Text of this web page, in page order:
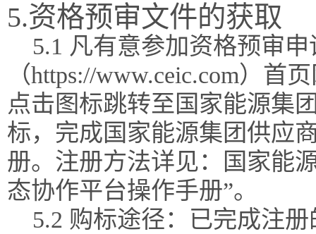
5.资格预审文件的获取
5.1 凡有意参加资格预审
（https://www.ceic.com）首
点击图标跳转至国家能源集
标，完成国家能源集团供应
册。注册方法详见：国家能
态协作平台操作手册”。
5.2 购标途径：已完成注